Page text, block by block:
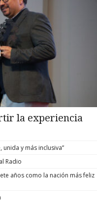
la experiencia
unida y más inclusiva”
Radio
años como la nación más feliz